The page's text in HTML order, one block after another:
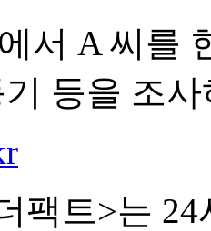
서 A 씨를
등을 조
팩트>는